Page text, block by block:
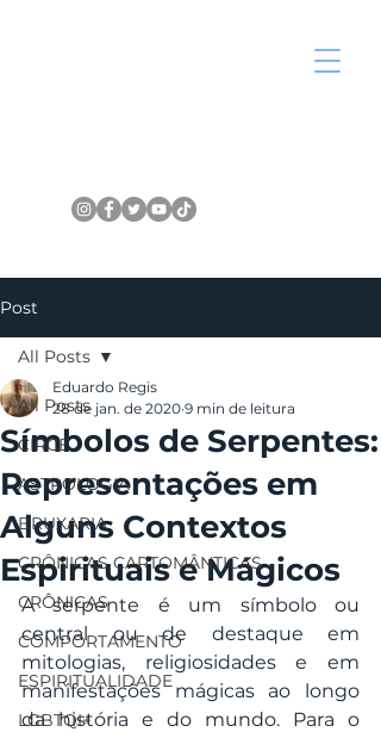
Post
All Posts
CIRCE
ASTROLOGIA
BRUXARIA
CRÔNICAS CARTOMÂNTICAS
CRÔNICAS
COMPORTAMENTO
ESPIRITUALIDADE
LGBTQI+
All Posts
Símbolos de Serpentes:
Representações em
Alguns Contextos
Espirituais e Mágicos
Eduardo Regis
28 de jan. de 2020 9 min de leitura
A serpente é um símbolo ou
central ou de destaque em
mitologias, religiosidades e em
manifestações mágicas ao longo
da história e do mundo. Para o